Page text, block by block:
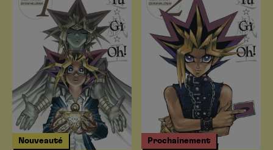
Nouveauté Prochainement